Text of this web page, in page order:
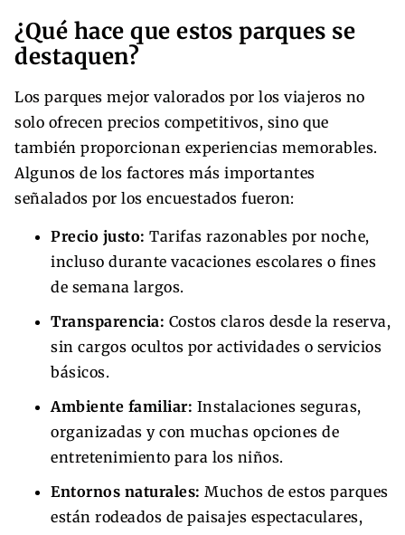
¿Qué hace que estos parques se
destaquen?
Los parques mejor valorados por los viajeros no
solo ofrecen precios competitivos, sino que
también proporcionan experiencias memorables.
Algunos de los factores más importantes
señalados por los encuestados fueron:
Precio justo: Tarifas razonables por noche,
incluso durante vacaciones escolares o fines
de semana largos.
Transparencia: Costos claros desde la reserva,
sin cargos ocultos por actividades o servicios
básicos.
Ambiente familiar: Instalaciones seguras,
organizadas y con muchas opciones de
entretenimiento para los niños.
Entornos naturales: Muchos de estos parques
están rodeados de paisajes espectaculares,